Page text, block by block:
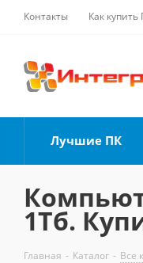
Контакты Как купить
Лучшие ПК
1Тб.
Главная - Каталог - Все